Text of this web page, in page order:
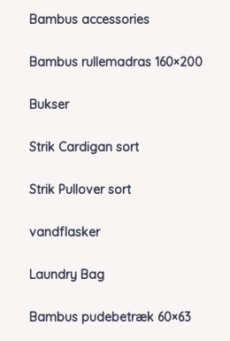
Bambus accessories
Bambus rullemadras 160×200
Bukser
Strik Cardigan sort
Strik Pullover sort
vandflasker
Laundry Bag
Bambus pudebetræk 60×63